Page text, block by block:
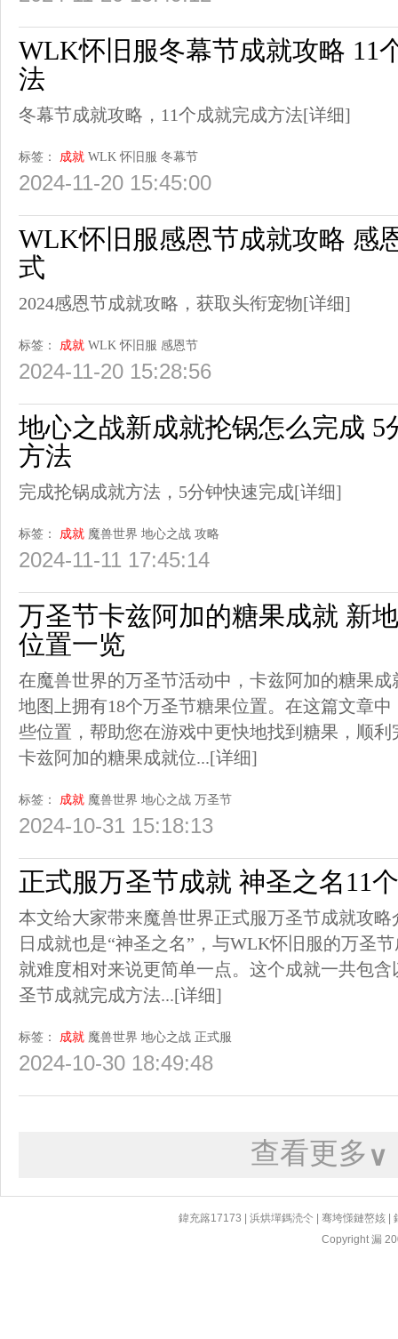
WLK怀旧服冬幕节成就攻略 11
法
冬幕节成就攻略，11个成就完成方法[详细]
标签： 成就 WLK 怀旧服 冬幕节
2024-11-20 15:45:00
WLK怀旧服感恩节成就攻略 感
式
2024感恩节成就攻略，获取头衔宠物[详细]
标签： 成就 WLK 怀旧服 感恩节
2024-11-20 15:28:56
地心之战新成就抡锅怎么完成 5
方法
完成抡锅成就方法，5分钟快速完成[详细]
标签： 成就 魔兽世界 地心之战 攻略
2024-11-11 17:45:14
万圣节卡兹阿加的糖果成就 新
位置一览
在魔兽世界的万圣节活动中，卡兹阿加的糖果
地图上拥有18个万圣节糖果位置。在这篇文章
些位置，帮助您在游戏中更快地找到糖果，顺
卡兹阿加的糖果成就位...[详细]
标签： 成就 魔兽世界 地心之战 万圣节
2024-10-31 15:18:13
正式服万圣节成就 神圣之名11
本文给大家带来魔兽世界正式服万圣节成就攻
日成就也是“神圣之名”，与WLK怀旧服的万圣
就难度相对来说更简单一点。这个成就一共包
圣节成就完成方法...[详细]
标签： 成就 魔兽世界 地心之战 正式服
2024-10-30 18:49:48
查看更多 ∨
鍏充簬17173 |浜烘墠鎷涜仒 |骞垮憡鏈嶅姟 |
Copyright 漏